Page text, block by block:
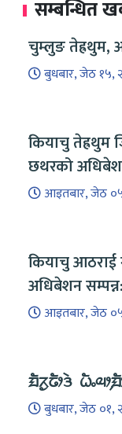
सम्बन्धित
चुम्लुङ तेह्रथुम,
बुधबार, जेठ १५,
कियाचु तेह्रथुम
छथरको
आइतबार, जेठ
कियाचु आठराई
अधिबेशन
आइतबार, जेठ
ᤀᤠᤖᤢᤒᤥᤋᤧ
बुधबार, जेठ ०१,